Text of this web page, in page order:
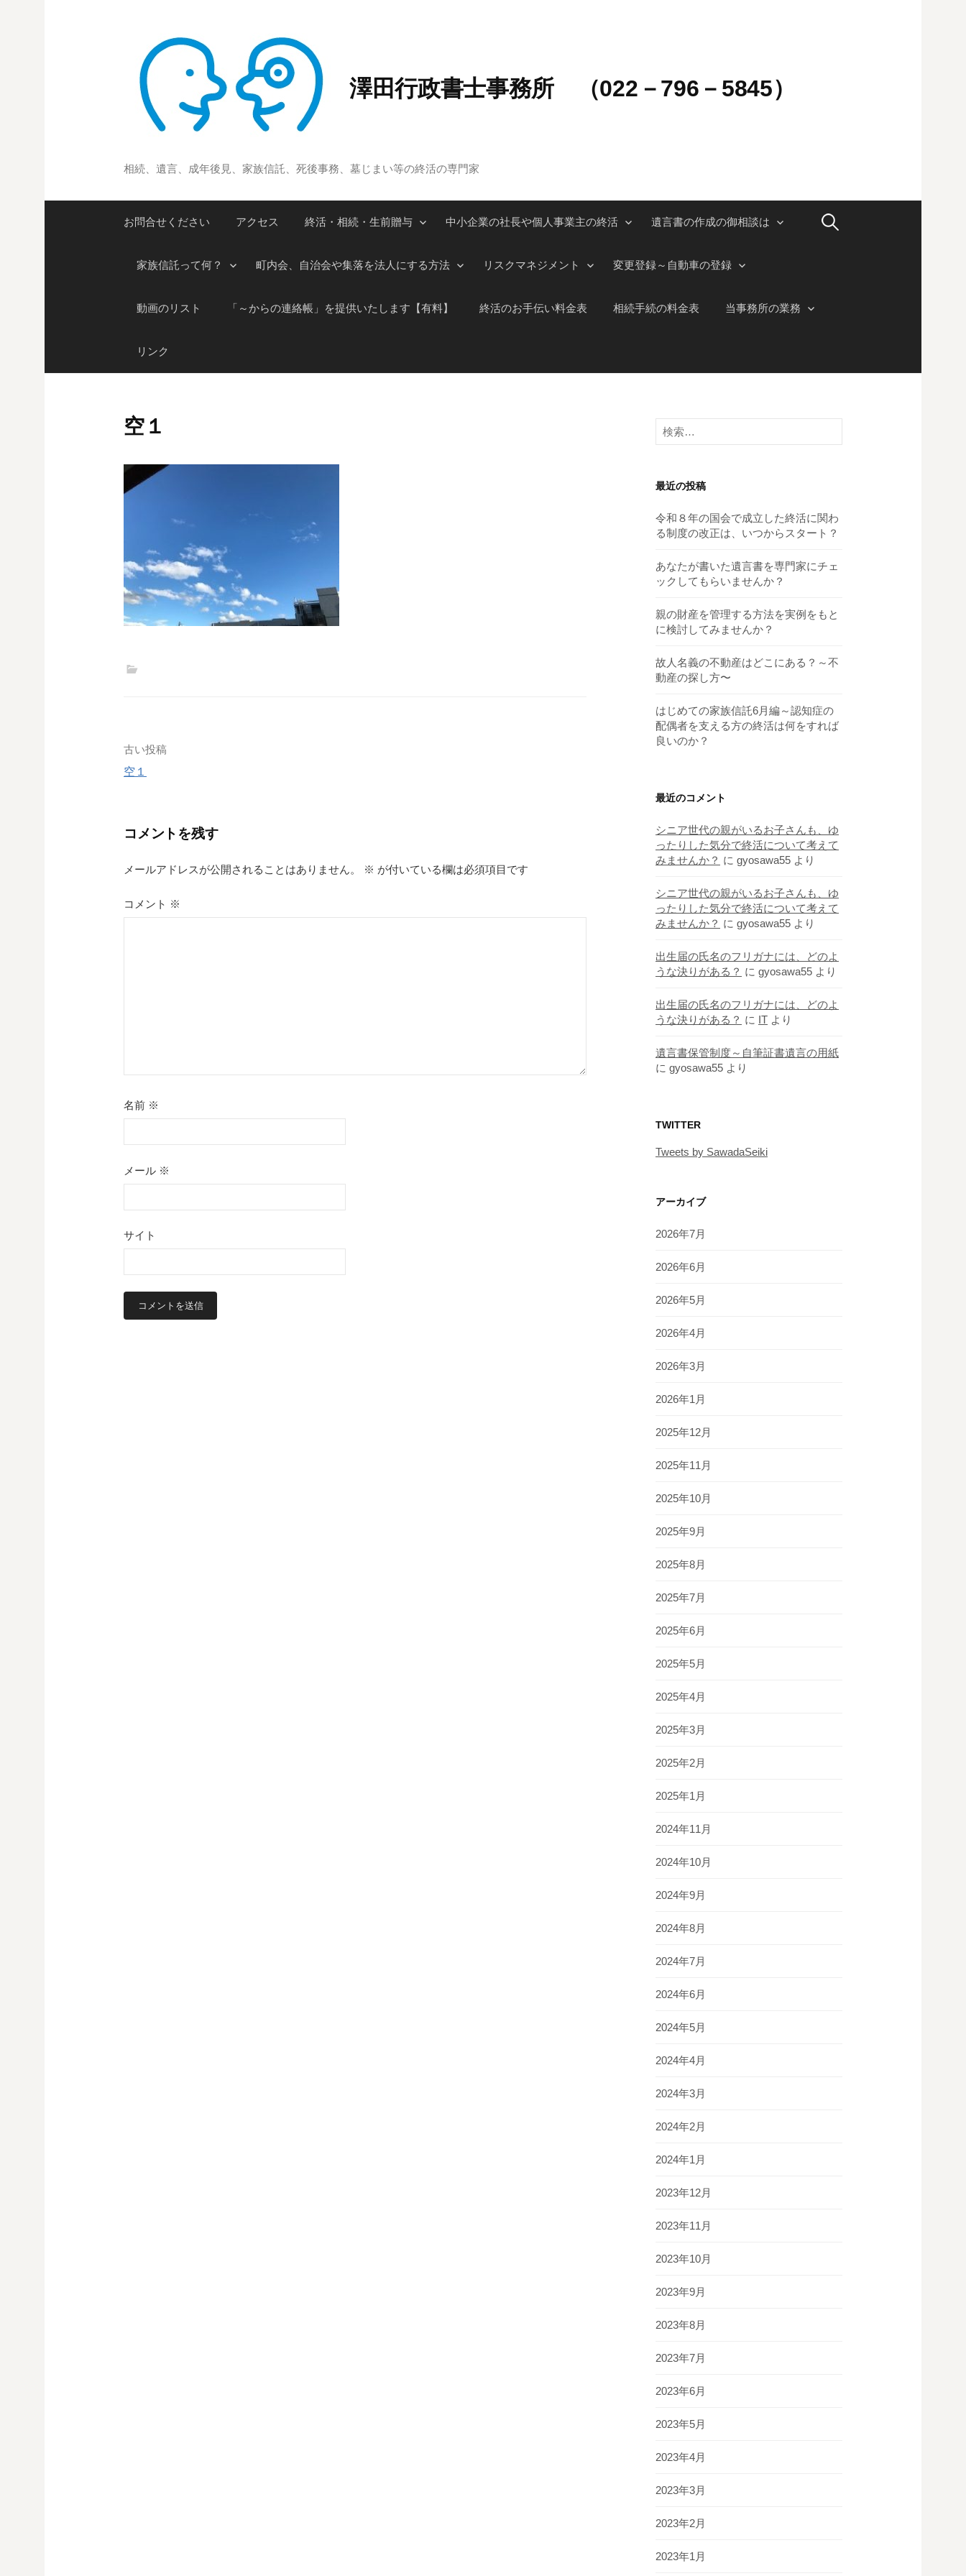
澤田行政書士事務所 （022－796－5845）
相続、遺言、成年後見、家族信託、死後事務、墓じまい等の終活の専門家
お問合せください アクセス 終活・相続・生前贈与 中小企業の社長や個人事業主の終活 遺言書の作成の御相談は
家族信託って何？ 町内会、自治会や集落を法人にする方法 リスクマネジメント 変更登録～自動車の登録
動画のリスト 「～からの連絡帳」を提供いたします【有料】 終活のお手伝い料金表 相続手続の料金表 当事務所の業務
リンク
検
空１
投
稿
ビ
ゲ
ー
古い投稿
空１
コメントを残す
メールアドレスが公開されることはありません。 ※ が付いている欄は必須項目です
コメント ※
名前 ※
メール ※
サイト
検
索:
最近の投稿
令和８年の国会で成立した終活に関わ
る制度の改正は、いつからスタート？
あなたが書いた遺言書を専門家にチェ
ックしてもらいませんか？
親の財産を管理する方法を実例をもと
に検討してみませんか？
故人名義の不動産はどこにある？～不
動産の探し方〜
はじめての家族信託6月編～認知症の
配偶者を支える方の終活は何をすれば
良いのか？
最近のコメント
シニア世代の親がいるお子さんも、ゆ
ったりした気分で終活について考えて
みませんか？ に gyosawa55 より
シニア世代の親がいるお子さんも、ゆ
ったりした気分で終活について考えて
みませんか？ に gyosawa55 より
出生届の氏名のフリガナには、どのよ
うな決りがある？ に gyosawa55 より
出生届の氏名のフリガナには、どのよ
うな決りがある？ に IT より
遺言書保管制度～自筆証書遺言の用紙
に gyosawa55 より
TWITTER
Tweets by SawadaSeiki
アーカイブ
2026年7月
2026年6月
2026年5月
2026年4月
2026年3月
2026年1月
2025年12月
2025年11月
2025年10月
2025年9月
2025年8月
2025年7月
2025年6月
2025年5月
2025年4月
2025年3月
2025年2月
2025年1月
2024年11月
2024年10月
2024年9月
2024年8月
2024年7月
2024年6月
2024年5月
2024年4月
2024年3月
2024年2月
2024年1月
2023年12月
2023年11月
2023年10月
2023年9月
2023年8月
2023年7月
2023年6月
2023年5月
2023年4月
2023年3月
2023年2月
2023年1月